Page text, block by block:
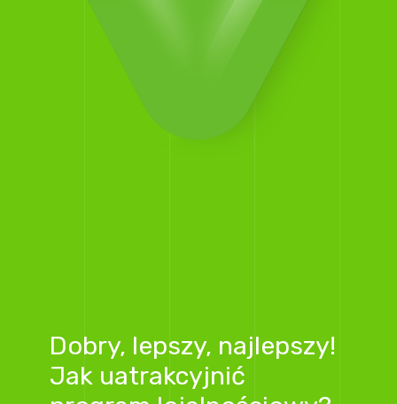
Dobry, lepszy, najlepszy!
Jak uatrakcyjnić